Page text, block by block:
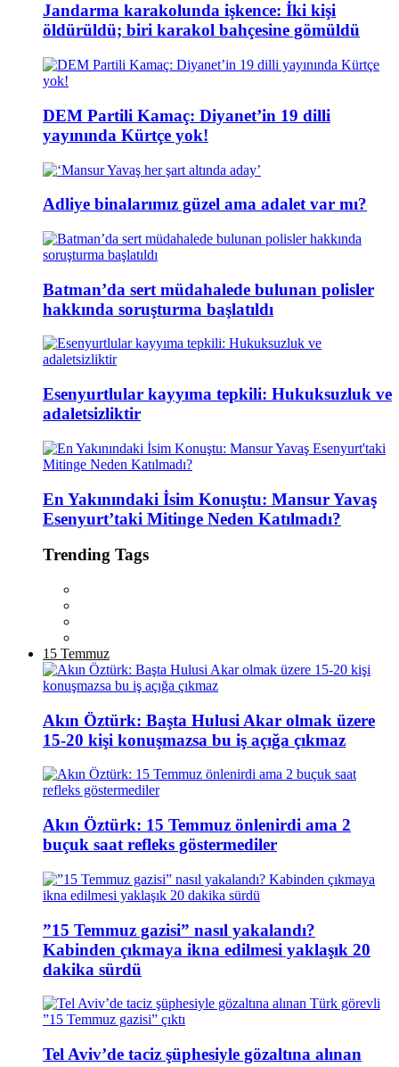
Jandarma karakolunda işkence: İki kişi
öldürüldü; biri karakol bahçesine gömüldü
DEM Partili Kamaç: Diyanet’in 19 dilli
yayınında Kürtçe yok!
Adliye binalarımız güzel ama adalet var mı?
Batman’da sert müdahalede bulunan polisler
hakkında soruşturma başlatıldı
Esenyurtlular kayyıma tepkili: Hukuksuzluk ve
adaletsizliktir
En Yakınındaki İsim Konuştu: Mansur Yavaş
Esenyurt’taki Mitinge Neden Katılmadı?
Trending Tags
15 Temmuz
Akın Öztürk: Başta Hulusi Akar olmak üzere
15-20 kişi konuşmazsa bu iş açığa çıkmaz
Akın Öztürk: 15 Temmuz önlenirdi ama 2
buçuk saat refleks göstermediler
”15 Temmuz gazisi” nasıl yakalandı?
Kabinden çıkmaya ikna edilmesi yaklaşık 20
dakika sürdü
Tel Aviv’de taciz şüphesiyle gözaltına alınan